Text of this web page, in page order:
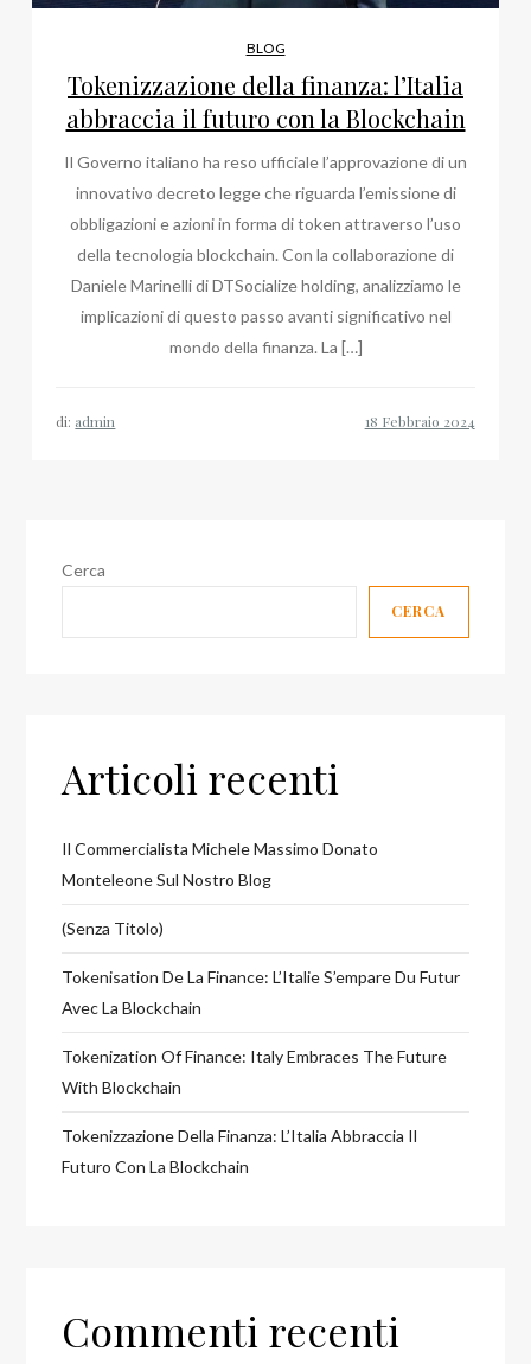
BLOG
Tokenizzazione della finanza: l’Italia
abbraccia il futuro con la Blockchain
Il Governo italiano ha reso ufficiale l’approvazione di un
innovativo decreto legge che riguarda l’emissione di
obbligazioni e azioni in forma di token attraverso l’uso
della tecnologia blockchain. Con la collaborazione di
Daniele Marinelli di DTSocialize holding, analizziamo le
implicazioni di questo passo avanti significativo nel
mondo della finanza. La […]
di: admin
Cerca
CERCA
Articoli recenti
Il Commercialista Michele Massimo Donato
Monteleone Sul Nostro Blog
(senza Titolo)
Tokenisation De La Finance: L’Italie S’empare Du Futur
Avec La Blockchain
Tokenization Of Finance: Italy Embraces The Future
With Blockchain
Tokenizzazione Della Finanza: L’Italia Abbraccia Il
Futuro Con La Blockchain
Commenti recenti